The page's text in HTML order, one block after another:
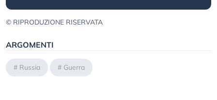
© RIPRODUZIONE RISERVATA
ARGOMENTI
# Russia # Guerra